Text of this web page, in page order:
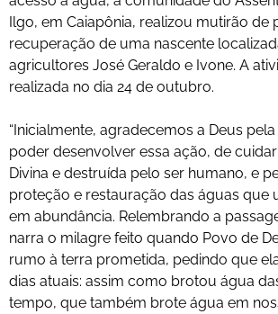
Ilgo, em Caiapônia, realizou mutirão de
recuperação de uma nascente
agricultores José Geraldo e Ivone. A
realizada no dia 24 de outubro.
“Inicialmente, agradecemos a Deus
poder desenvolver essa ação, de
Divina e destruída pelo ser humano, e
proteção e restauração das águas que
em abundância. Relembrando a
narra o milagre feito quando Povo de
rumo à terra prometida, pedindo que
dias atuais: assim como brotou água
tempo, que também brote água em